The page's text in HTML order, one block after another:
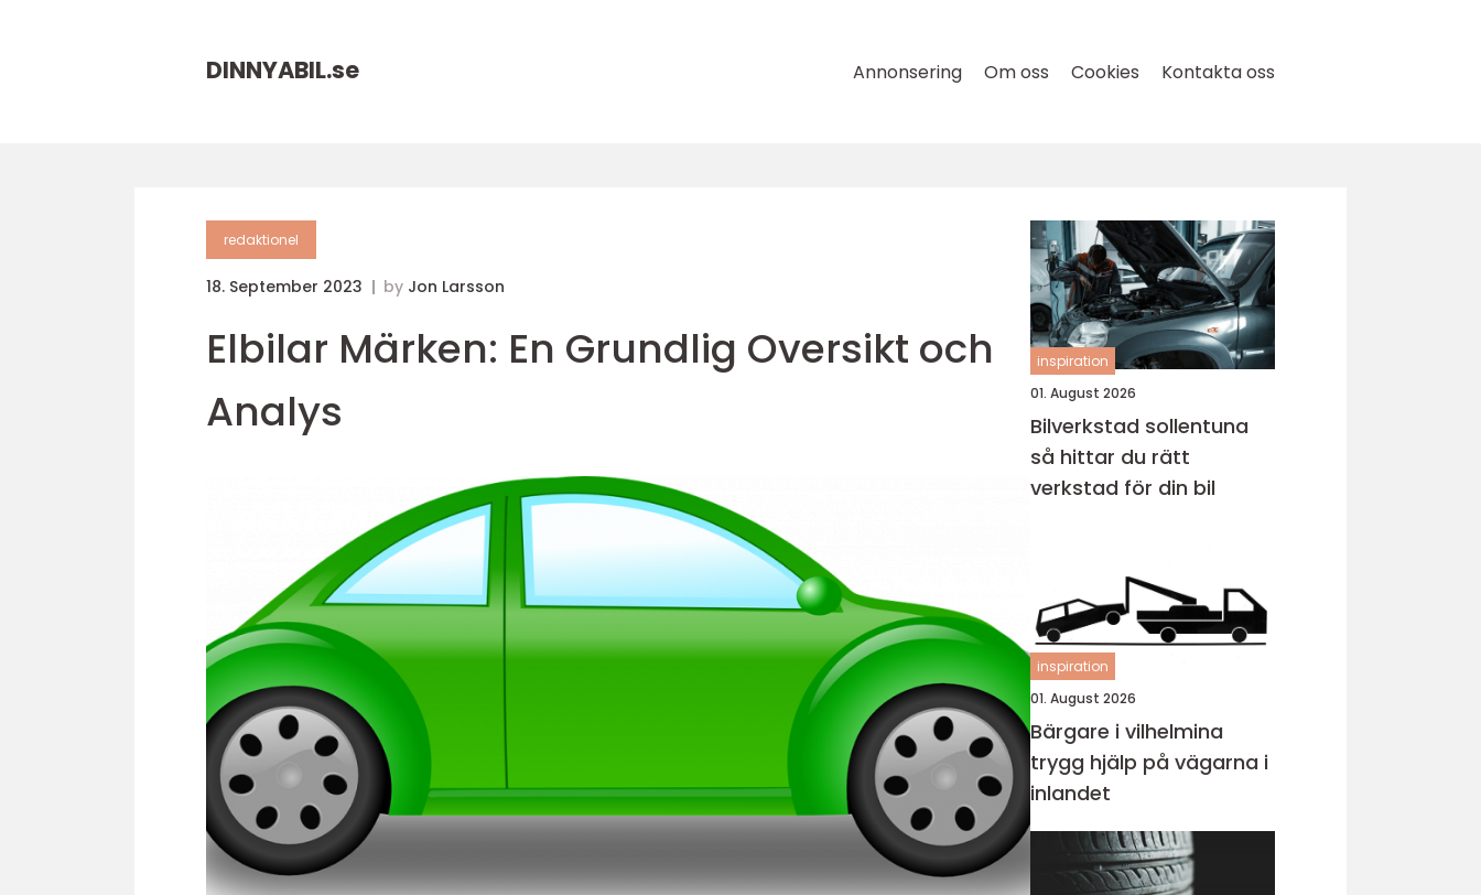
DINNYABIL.se Annonsering Om oss Cookies Kontakta oss
redaktionel
18. September 2023 by Jon Larsson
Elbilar Märken: En Grundlig Oversikt och
Analys
inspiration
01. August 2026
Bilverkstad sollentuna
så hittar du rätt
verkstad för din bil
inspiration
01. August 2026
Bärgare i vilhelmina
trygg hjälp på vägarna i
inlandet